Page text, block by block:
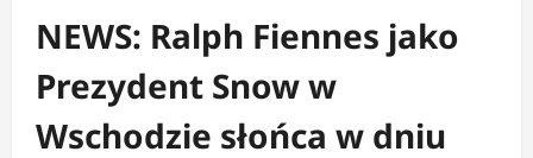
NEWS: Ralph Fiennes jako
Prezydent Snow w
Wschodzie słońca w dniu